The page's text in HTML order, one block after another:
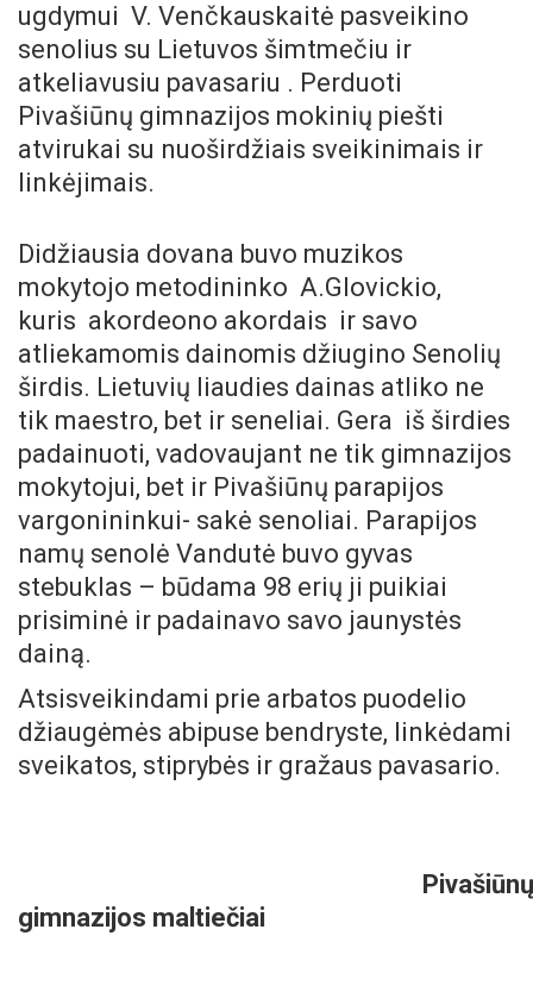
ugdymui V. Venčkauskaitė pasveikino
senolius su Lietuvos šimtmečiu ir
atkeliavusiu pavasariu . Perduoti
Pivašiūnų gimnazijos mokinių piešti
atvirukai su nuoširdžiais sveikinimais ir
linkėjimais.
Didžiausia dovana buvo muzikos
mokytojo metodininko A.Glovickio,
kuris akordeono akordais ir savo
atliekamomis dainomis džiugino Senolių
širdis. Lietuvių liaudies dainas atliko ne
tik maestro, bet ir seneliai. Gera iš širdies
padainuoti, vadovaujant ne tik gimnazijos
mokytojui, bet ir Pivašiūnų parapijos
vargonininkui- sakė senoliai. Parapijos
namų senolė Vandutė buvo gyvas
stebuklas – būdama 98 erių ji puikiai
prisiminė ir padainavo savo jaunystės
dainą.
Atsisveikindami prie arbatos puodelio
džiaugėmės abipuse bendryste, linkėdami
sveikatos, stiprybės ir gražaus pavasario.
Pivašiūnų
gimnazijos maltiečiai